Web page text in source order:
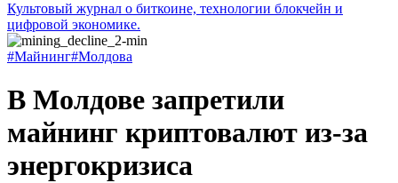
Культовый журнал о биткоине, технологии блокчейн и
цифровой экономике.
#Майнинг#Молдова
​​В Молдове запретили
майнинг криптовалют из-за
энергокризиса